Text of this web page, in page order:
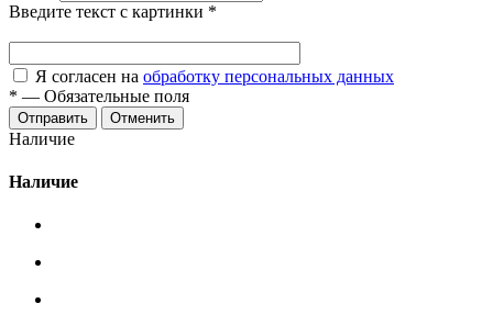
Введите текст с картинки *
Я согласен на обработку персональных данных
* — Обязательные поля
Отменить
Наличие
Наличие